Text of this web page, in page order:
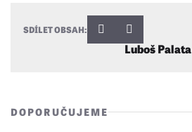
Luboš Palata
SDÍLET OBSAH:
DOPORUČUJEME